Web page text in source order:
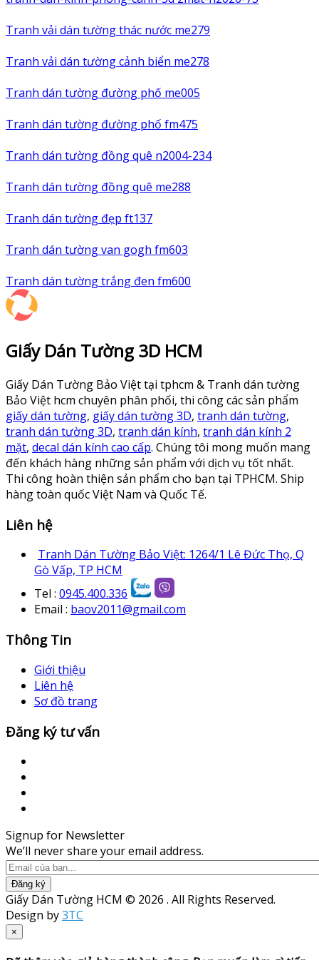
Tranh vải dán tường thác nước me279
Tranh vải dán tường cảnh biển me278
Tranh dán tường đường phố me005
Tranh dán tường đường phố fm475
Tranh dán tường đồng quê n2004-234
Tranh dán tường đồng quê me288
Tranh dán tường đẹp ft137
Tranh dán tường van gogh fm603
Tranh dán tường trắng đen fm600
Giấy Dán Tường 3D HCM
Giấy Dán Tường Bảo Việt tại tphcm & Tranh dán tường
Bảo Việt hcm chuyên phân phối, thi công các sản phẩm
giấy dán tường, giấy dán tường 3D, tranh dán tường,
tranh dán tường 3D, tranh dán kính, tranh dán kính 2
mặt, decal dán kính cao cấp. Chúng tôi mong muốn mang
đến khách hàng những sản phẩm với dịch vụ tốt nhất.
Thi công hoàn thiện sản phẩm cho bạn tại TPHCM. Ship
hàng toàn quốc Việt Nam và Quốc Tế.
Liên hệ
Tranh Dán Tường Bảo Việt: 1264/1 Lê Đức Thọ, Q
Gò Vấp, TP HCM
Tel : 0945.400.336
Email : baov2011@gmail.com
Thông Tin
Giới thiệu
Liên hệ
Sơ đồ trang
Đăng ký tư vấn
Signup for Newsletter
We’ll never share your email address.
Đăng ký
Giấy Dán Tường HCM © 2026 . All Rights Reserved.
Design by3TC
×